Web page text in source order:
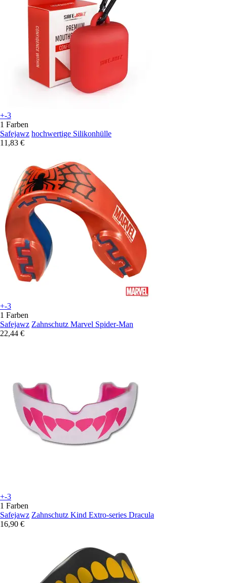
+-3
1 Farben
Safejawz hochwertige Silikonhülle
11,83 €
+-3
1 Farben
Safejawz Zahnschutz Marvel Spider-Man
22,44 €
+-3
1 Farben
Safejawz Zahnschutz Kind Extro-series Dracula
16,90 €